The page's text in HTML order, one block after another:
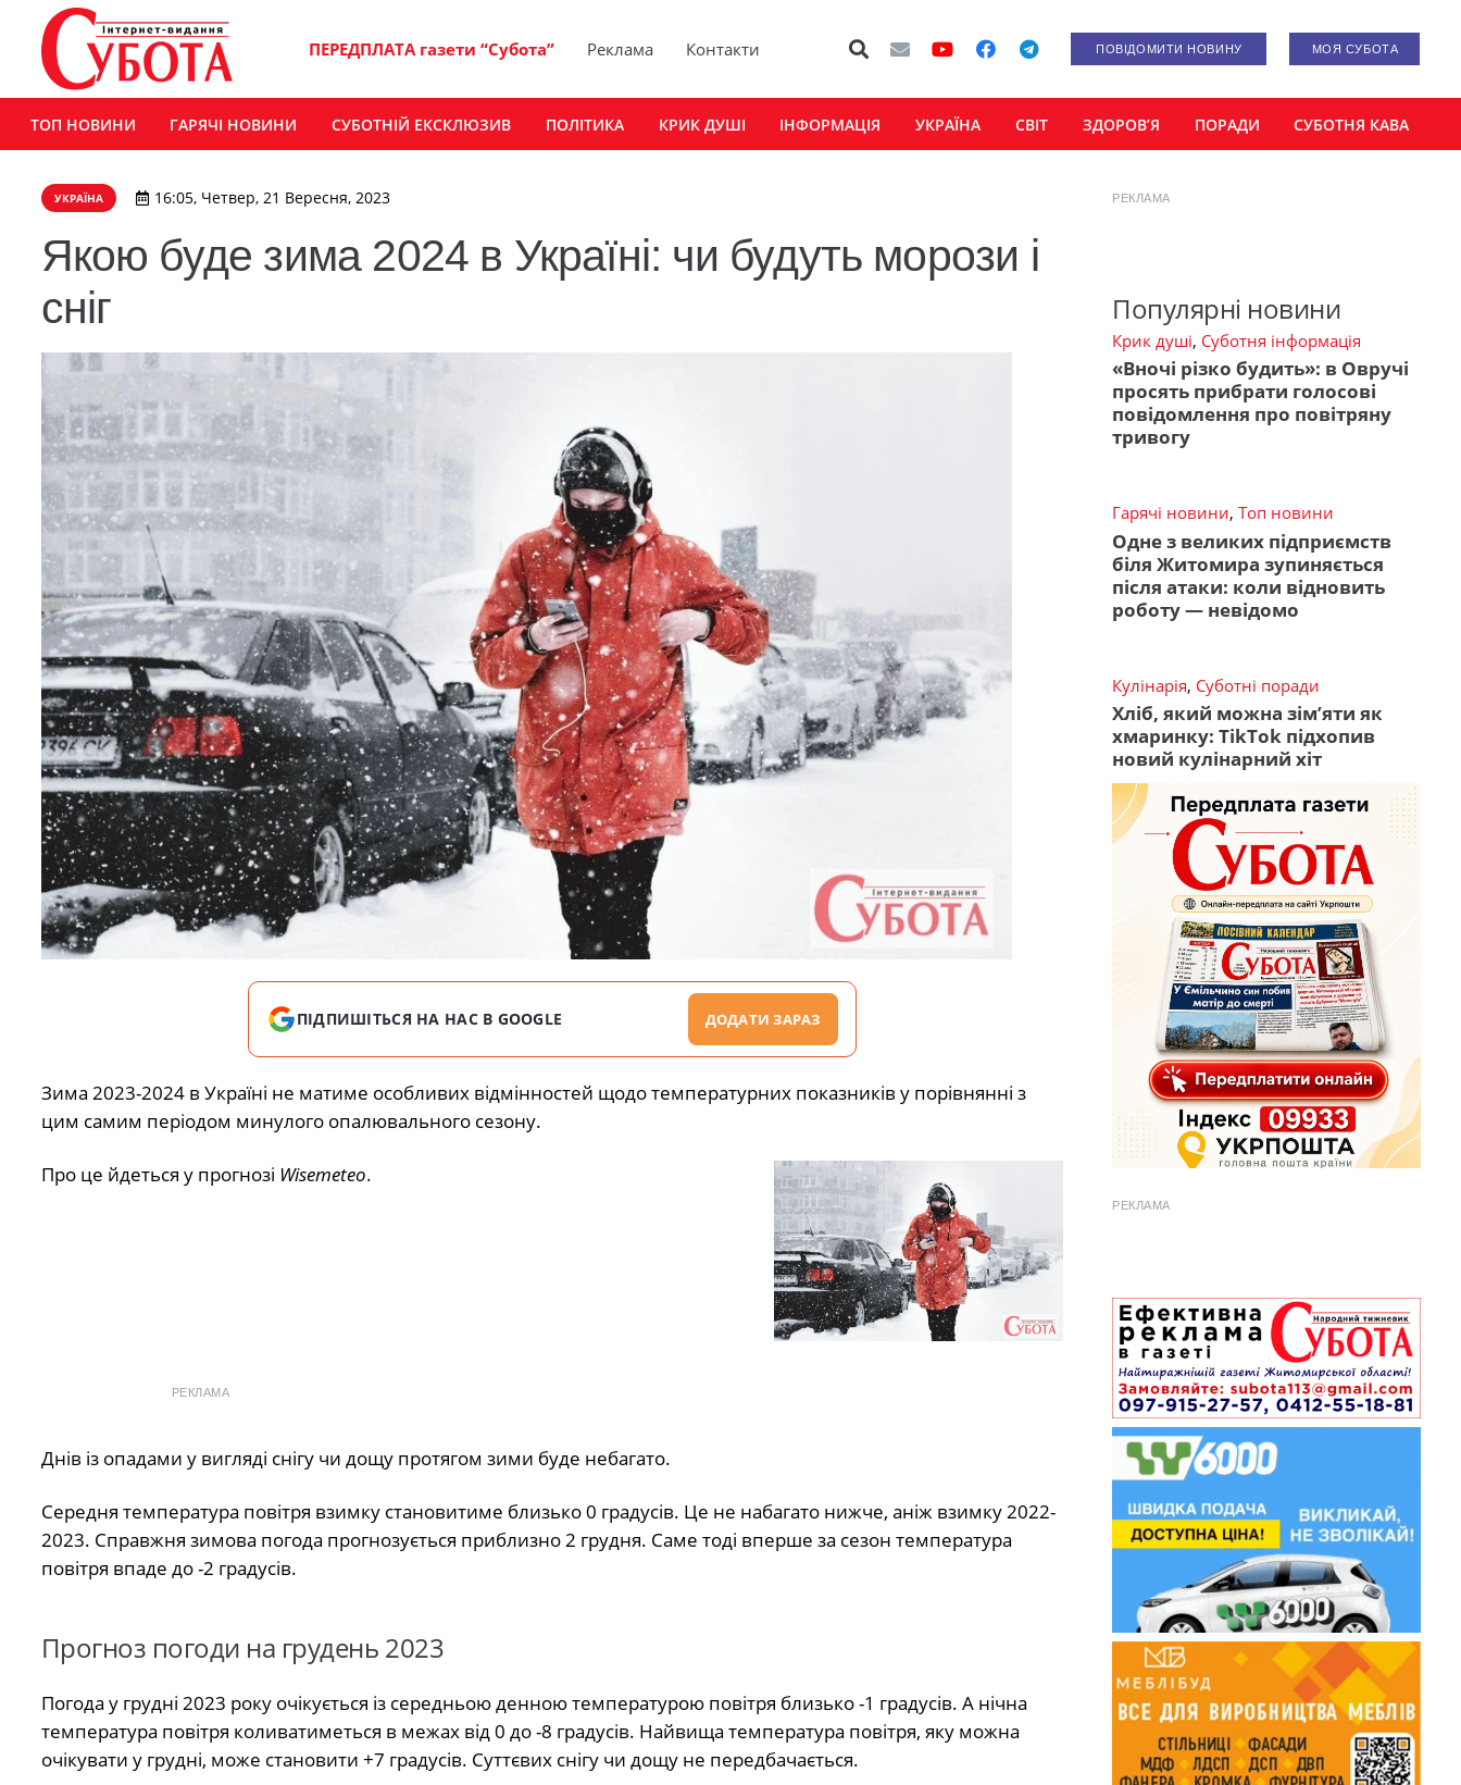
ПЕРЕДПЛАТА газети “Субота” Реклама Контакти ПОВІДОМИТИ НОВИНУ МОЯ СУБОТА
ТОП НОВИНИ ГАРЯЧІ НОВИНИ СУБОТНІЙ ЕКСКЛЮЗИВ ПОЛІТИКА КРИК ДУШІ ІНФОРМАЦІЯ УКРАЇНА СВІТ ЗДОРОВ’Я ПОРАДИ СУБОТНЯ КАВА
УКРАЇНА 16:05, Четвер, 21 Вересня, 2023
Якою буде зима 2024 в Україні: чи будуть морози і
сніг
ПІДПИШІТЬСЯ НА НАС В GOOGLE ДОДАТИ ЗАРАЗ
Зима 2023-2024 в Україні не матиме особливих відмінностей щодо температурних показників у порівнянні з
цим самим періодом минулого опалювального сезону.
Про це йдеться у прогнозі Wisemeteo.
РЕКЛАМА
Днів із опадами у вигляді снігу чи дощу протягом зими буде небагато.
Середня температура повітря взимку становитиме близько 0 градусів. Це не набагато нижче, аніж взимку 2022-
2023. Справжня зимова погода прогнозується приблизно 2 грудня. Саме тоді вперше за сезон температура
повітря впаде до -2 градусів.
Прогноз погоди на грудень 2023
Погода у грудні 2023 року очікується із середньою денною температурою повітря близько -1 градусів. А нічна
температура повітря коливатиметься в межах від 0 до -8 градусів. Найвища температура повітря, яку можна
очікувати у грудні, може становити +7 градусів. Суттєвих снігу чи дощу не передбачається.
РЕКЛАМА
Популярні новини
Крик душі, Суботня інформація
«Вночі різко будить»: в Овручі
просять прибрати голосові
повідомлення про повітряну
тривогу
Гарячі новини, Топ новини
Одне з великих підприємств
біля Житомира зупиняється
після атаки: коли відновить
роботу — невідомо
Кулінарія, Суботні поради
Хліб, який можна зім’яти як
хмаринку: TikTok підхопив
новий кулінарний хіт
РЕКЛАМА